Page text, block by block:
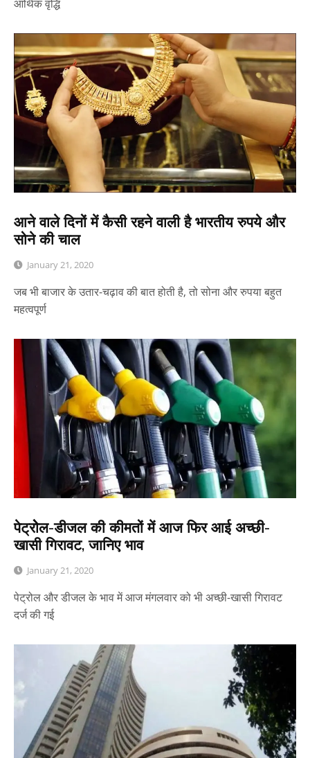
आर्थिक वृद्धि
आने वाले दिनों में कैसी रहने वाली है भारतीय रुपये और
सोने की चाल
January 21, 2020
जब भी बाजार के उतार-चढ़ाव की बात होती है, तो सोना और रुपया बहुत
महत्वपूर्ण
पेट्रोेल-डीजल की कीमतों में आज फिर आई अच्छी-
खासी गिरावट, जानिए भाव
January 21, 2020
पेट्रोल और डीजल के भाव में आज मंगलवार को भी अच्छी-खासी गिरावट
दर्ज की गई